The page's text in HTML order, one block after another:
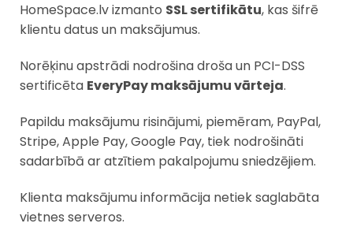
HomeSpace.lv izmanto SSL sertifikātu, kas šifrē
klientu datus un maksājumus.
Norēķinu apstrādi nodrošina droša un PCI-DSS
sertificēta EveryPay maksājumu vārteja.
Papildu maksājumu risinājumi, piemēram, PayPal,
Stripe, Apple Pay, Google Pay, tiek nodrošināti
sadarbībā ar atzītiem pakalpojumu sniedzējiem.
Klienta maksājumu informācija netiek saglabāta
vietnes serveros.